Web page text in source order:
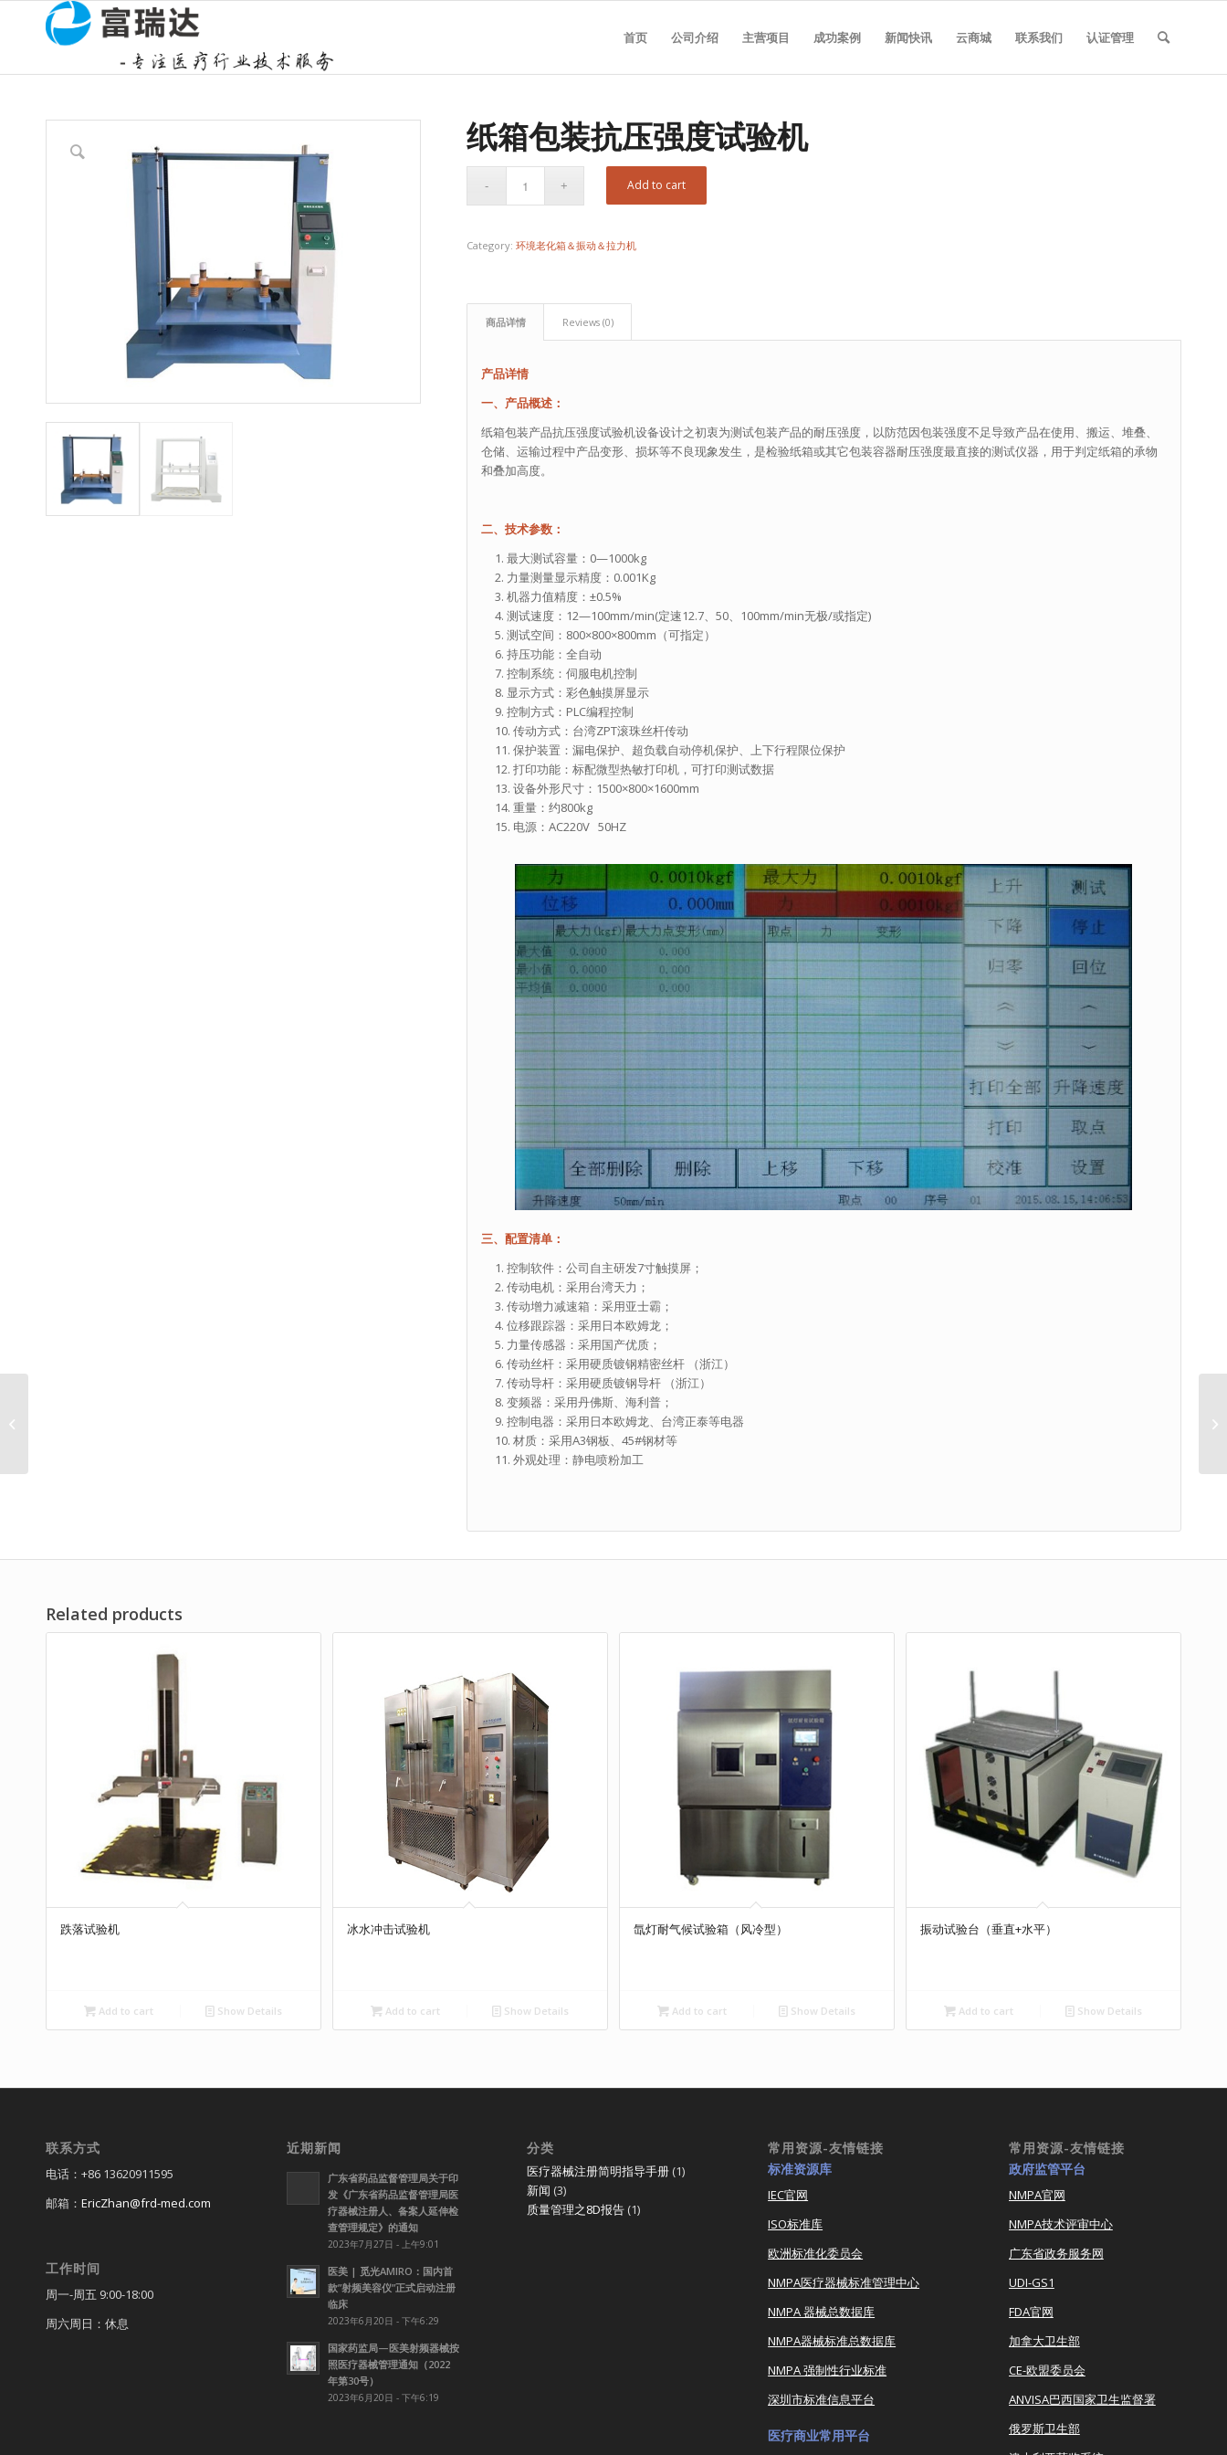
首页 公司介绍 主营项目 成功案例 新闻快讯 云商城 联系我们 认证管理
纸箱包装抗压强度试验机
Add to cart
Category: 环境老化箱＆振动＆拉力机
商品详情 Reviews (0)
产品详情
一、产品概述：
纸箱包装产品抗压强度试验机设备设计之初衷为测试包装产品的耐压强度，以防范因包装强度不足导致产品在使用、搬运、堆叠、
仓储、运输过程中产品变形、损坏等不良现象发生，是检验纸箱或其它包装容器耐压强度最直接的测试仪器，用于判定纸箱的承物
和叠加高度。
二、技术参数：
最大测试容量：0—1000kg
力量测量显示精度：0.001Kg
机器力值精度：±0.5%
测试速度：12—100mm/min(定速12.7、50、100mm/min无极/或指定)
测试空间：800×800×800mm（可指定）
持压功能：全自动
控制系统：伺服电机控制
显示方式：彩色触摸屏显示
控制方式：PLC编程控制
传动方式：台湾ZPT滚珠丝杆传动
保护装置：漏电保护、超负载自动停机保护、上下行程限位保护
打印功能：标配微型热敏打印机，可打印测试数据
设备外形尺寸：1500×800×1600mm
重量：约800kg
电源：AC220V 50HZ
三、配置清单：
控制软件：公司自主研发7寸触摸屏；
传动电机：采用台湾天力；
传动增力减速箱：采用亚士霸；
位移跟踪器：采用日本欧姆龙；
力量传感器：采用国产优质；
传动丝杆：采用硬质镀钢精密丝杆 （浙江）
传动导杆：采用硬质镀钢导杆 （浙江）
变频器：采用丹佛斯、海利普；
控制电器：采用日本欧姆龙、台湾正泰等电器
材质：采用A3钢板、45#钢材等
外观处理：静电喷粉加工
Related products
跌落试验机
Add to cart Show Details
冰水冲击试验机
Add to cart Show Details
氙灯耐气候试验箱（风冷型）
Add to cart Show Details
振动试验台（垂直+水平）
Add to cart Show Details
联系方式
电话：+86 13620911595
邮箱： EricZhan@frd-med.com
工作时间
周一-周五 9:00-18:00
周六周日：休息
近期新闻
广东省药品监督管理局关于印
发《广东省药品监督管理局医
疗器械注册人、备案人延伸检
查管理规定》的通知
2023年7月27日 - 上午9:01
医美 | 觅光AMIRO：国内首
款”射频美容仪”正式启动注册
临床
2023年6月20日 - 下午6:29
国家药监局—医美射频器械按
照医疗器械管理通知（2022
年第30号）
2023年6月20日 - 下午6:19
分类
医疗器械注册简明指导手册 (1)
新闻 (3)
质量管理之8D报告 (1)
常用资源-友情链接
标准资源库
IEC官网
ISO标准库
欧洲标准化委员会
NMPA医疗器械标准管理中心
NMPA 器械总数据库
NMPA器械标准总数据库
NMPA 强制性行业标准
深圳市标准信息平台
医疗商业常用平台
常用资源-友情链接
政府监管平台
NMPA官网
NMPA技术评审中心
广东省政务服务网
UDI-GS1
FDA官网
加拿大卫生部
CE-欧盟委员会
ANVISA巴西国家卫生监督署
俄罗斯卫生部